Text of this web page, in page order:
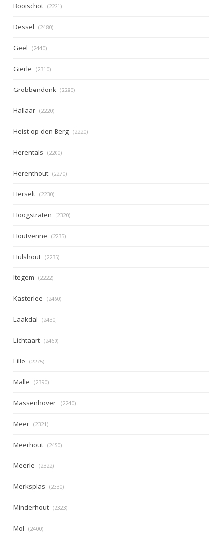
Booischot (2221)
Dessel (2480)
Geel (2440)
Gierle (2310)
Grobbendonk (2280)
Hallaar (2220)
Heist-op-den-Berg (2220)
Herentals (2200)
Herenthout (2270)
Herselt (2230)
Hoogstraten (2320)
Houtvenne (2235)
Hulshout (2235)
Itegem (2222)
Kasterlee (2460)
Laakdal (2430)
Lichtaart (2460)
Lille (2275)
Malle (2390)
Massenhoven (2240)
Meer (2321)
Meerhout (2450)
Meerle (2322)
Merksplas (2330)
Minderhout (2323)
Mol (2400)